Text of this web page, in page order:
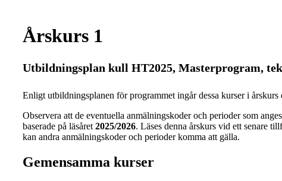
Årskurs 1
Utbildningsplan kull HT2025, Masterprogram,
Enligt utbildningsplanen för programmet ingår dessa kurser i årskurs
Observera att de eventuella anmälningskoder och perioder som
baserade på läsåret 2025/2026. Läses denna årskurs vid ett senare
kan andra anmälningskoder och perioder komma att gälla.
Gemensamma kurser